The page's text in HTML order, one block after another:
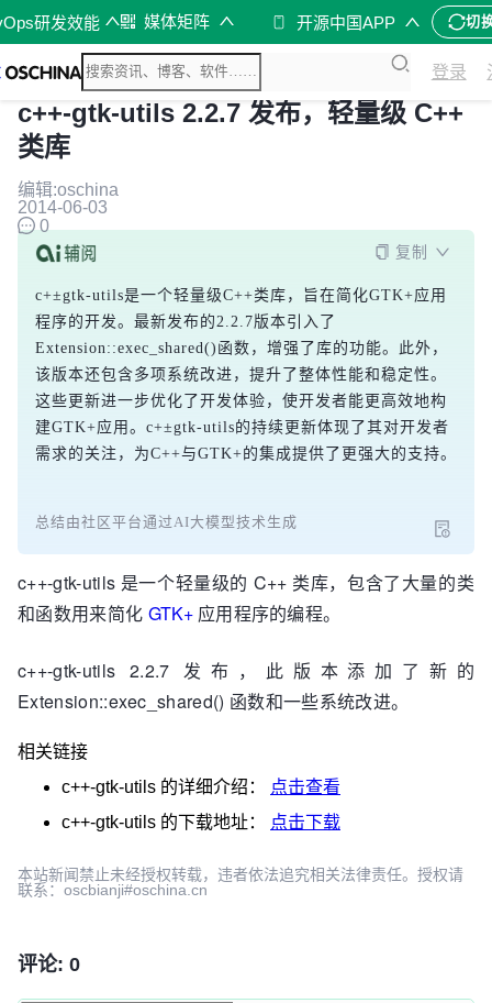
研发效能 媒体矩阵 开源中国APP 切
登录
c++-gtk-utils 2.2.7 发布，轻量级 C++
类库
编辑:oschina
2014-06-03
0
复制
c+±gtk-utils是一个轻量级C++类库，旨在简化GTK+应用
程序的开发。最新发布的2.2.7版本引入了
Extension::exec_shared()函数，增强了库的功能。此外，
该版本还包含多项系统改进，提升了整体性能和稳定性。
这些更新进一步优化了开发体验，使开发者能更高效地构
建GTK+应用。c+±gtk-utils的持续更新体现了其对开发者
需求的关注，为C++与GTK+的集成提供了更强大的支持。
总结由社区平台通过AI大模型技术生成
c++-gtk-utils 是一个轻量级的 C++ 类库，包含了大量的类
和函数用来简化 GTK+应用程序的编程。
c++-gtk-utils 2.2.7 发布，此版本添加了新的
Extension::exec_shared() 函数和一些系统改进。
相关链接
c++-gtk-utils 的详细介绍：
点击查看
c++-gtk-utils 的下载地址： 点击下载
本站新闻禁止未经授权转载，违者依法追究相关法律责任。授权请
联系：oscbianji#oschina.cn
评论: 0